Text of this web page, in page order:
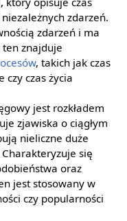
zdarzeń.
zdarzeń i ma
ten znajduje
, takich jak czas
czy czas życia
jest rozkładem
zjawiska o ciągłym
nieliczne duże
się
oraz
jest stosowany w
czy popularności